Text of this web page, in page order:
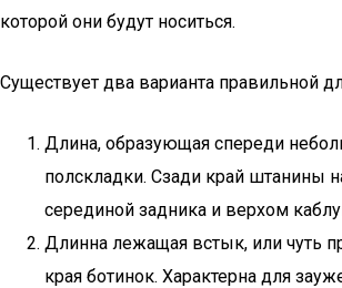
которой они будут носиться.
Существует два варианта правильной
Длина, образующая спереди
полскладки. Сзади край штанины
серединой задника и верхом
Длинна лежащая встык, или чуть
края ботинок. Характерна для